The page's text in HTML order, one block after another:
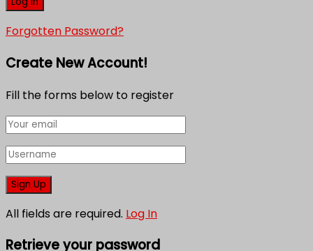
Forgotten Password?
Create New Account!
Fill the forms below to register
All fields are required. Log In
Retrieve your password